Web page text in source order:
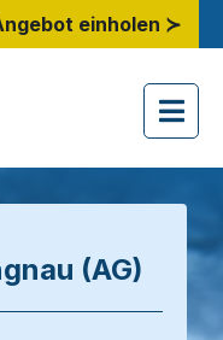
einholen ≻
(AG)